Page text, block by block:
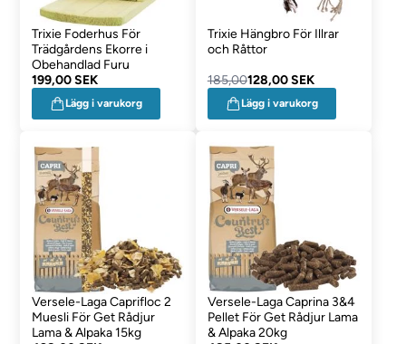
Trixie Foderhus För
Trädgårdens Ekorre i
Obehandlad Furu
199,00 SEK
Lägg i varukorg
Trixie Hängbro För Illrar
och Råttor
185,00128,00 SEK
Lägg i varukorg
Versele-Laga Caprifloc 2
Muesli För Get Rådjur
Lama & Alpaka 15kg
Versele-Laga Caprina 3&4
Pellet För Get Rådjur Lama
& Alpaka 20kg